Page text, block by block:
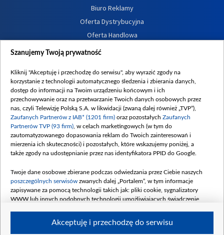
Biuro Reklamy
Oferta Dystrybucyjna
Oferta Handlowa
Dostępność
Procedura zgłoszeń wewnętrznych
Szanujemy Twoją prywatność
Kliknij "Akceptuję i przechodzę do serwisu", aby wyrazić zgody na
korzystanie z technologii automatycznego śledzenia i zbierania danych,
dostęp do informacji na Twoim urządzeniu końcowym i ich
przechowywanie oraz na przetwarzanie Twoich danych osobowych przez
nas, czyli Telewizję Polską S.A. w likwidacji (zwaną dalej również „TVP”),
Zaufanych Partnerów z IAB* (1201 firm) oraz pozostałych Zaufanych
Partnerów TVP (93 firm) , w celach marketingowych (w tym do
zautomatyzowanego dopasowania reklam do Twoich zainteresowań i
mierzenia ich skuteczności) i pozostałych, które wskazujemy poniżej, a
także zgody na udostępnianie przez nas identyfikatora PPID do Google.
Twoje dane osobowe zbierane podczas odwiedzania przez Ciebie naszych
poszczególnych serwisów zwanych dalej „Portalem”, w tym informacje
zapisywane za pomocą technologii takich jak: pliki cookie, sygnalizatory
WWW lub innych podobnych technologii umożliwiających świadczenie
Akceptuję i przechodzę do serwisu